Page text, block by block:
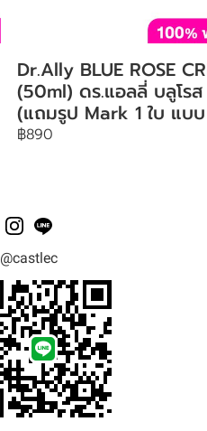
Dr.Ally BLUE ROSE
(50ml) ดร.แอลลี่ บลูโร
(แถมรูป Mark 1 ใบ แบ
฿890
@castlec